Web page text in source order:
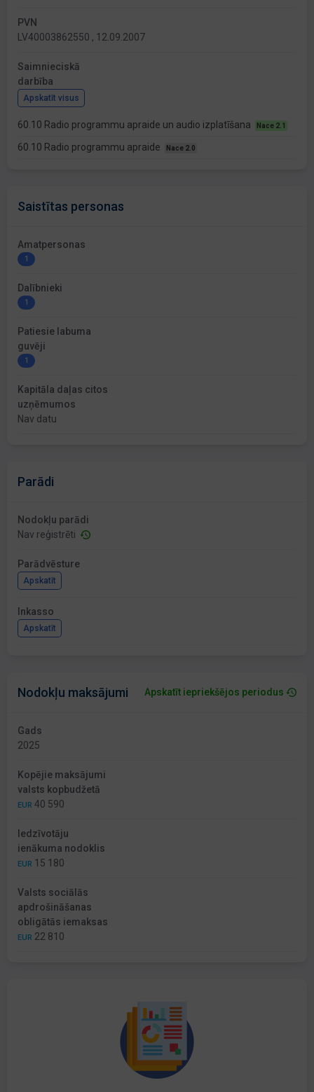
PVN
LV40003862550 , 12.09.2007
Saimnieciskā
darbība
Apskatīt visus
60.10 Radio programmu apraide un audio izplatīšana Nace 2.1
60.10 Radio programmu apraide Nace 2.0
Saistītas personas
Amatpersonas
1
Dalībnieki
1
Patiesie labuma
guvēji
1
Kapitāla daļas citos
uzņēmumos
Nav datu
Parādi
Nodokļu parādi
Nav reģistrēti
Parādvēsture
Apskatīt
Inkasso
Apskatīt
Nodokļu maksājumi Apskatīt iepriekšējos periodus
Gads
2025
Kopējie maksājumi
valsts kopbudžetā
EUR 40 590
Iedzīvotāju
ienākuma nodoklis
EUR 15 180
Valsts sociālās
apdrošināšanas
obligātās iemaksas
EUR 22 810